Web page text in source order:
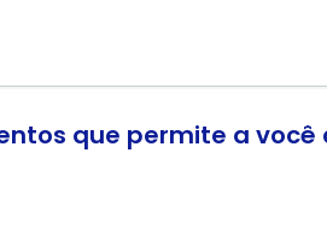
que permite a você